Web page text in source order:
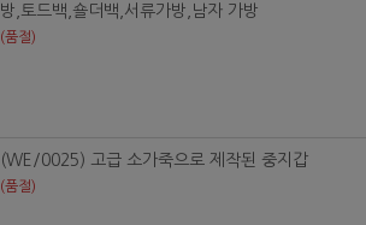
방,토드백,숄더백,서류가방,남자 가방
(품절)
(WE/0025) 고급 소가죽으로 제작된 중지갑
(품절)